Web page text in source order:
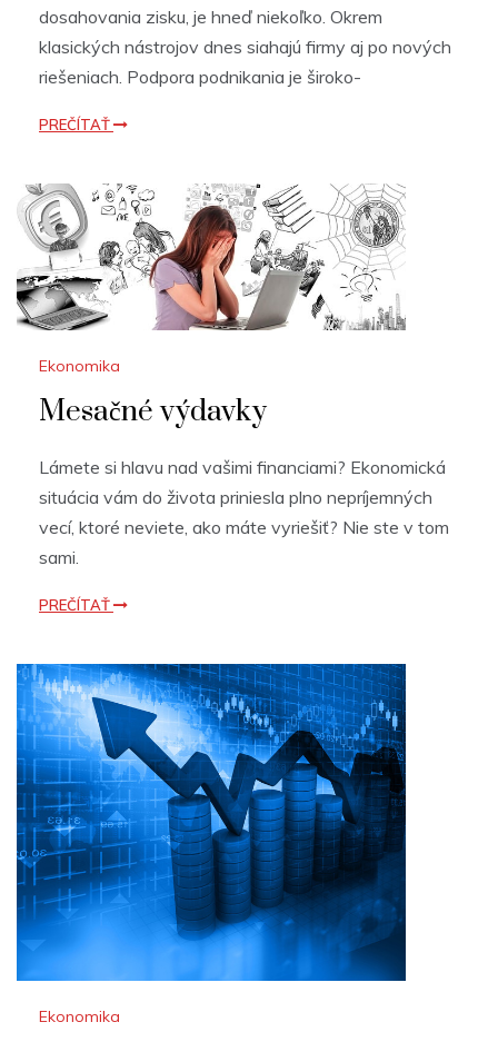
dosahovania zisku, je hneď niekoľko. Okrem
klasických nástrojov dnes siahajú firmy aj po nových
riešeniach. Podpora podnikania je široko-
PREČÍTAŤ
Ekonomika
Mesačné výdavky
Lámete si hlavu nad vašimi financiami? Ekonomická
situácia vám do života priniesla plno nepríjemných
vecí, ktoré neviete, ako máte vyriešiť? Nie ste v tom
sami.
PREČÍTAŤ
Ekonomika